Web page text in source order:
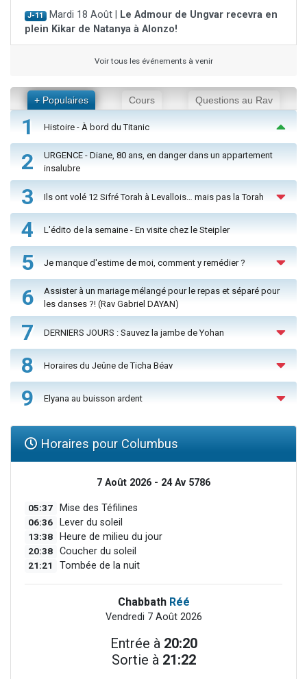
J-11 Mardi 18 Août |
Le Admour de Ungvar recevra en
plein Kikar de Natanya à Alonzo!
Voir tous les événements à venir
+ Populaires Cours Questions au Rav
1 Histoire - À bord du Titanic
2
URGENCE - Diane, 80 ans, en danger dans un appartement
insalubre
3 Ils ont volé 12 Sifré Torah à Levallois… mais pas la Torah
4 L'édito de la semaine - En visite chez le Steipler
5 Je manque d'estime de moi, comment y remédier ?
6
Assister à un mariage mélangé pour le repas et séparé pour
les danses ?! (Rav Gabriel DAYAN)
7 DERNIERS JOURS : Sauvez la jambe de Yohan
8 Horaires du Jeûne de Ticha Béav
9 Elyana au buisson ardent
Horaires pour Columbus
7 Août 2026 - 24 Av 5786
05:37 Mise des Téfilines
06:36 Lever du soleil
13:38 Heure de milieu du jour
20:38 Coucher du soleil
21:21 Tombée de la nuit
Chabbath Réé
Vendredi 7 Août 2026
Entrée à 20:20
Sortie à 21:22